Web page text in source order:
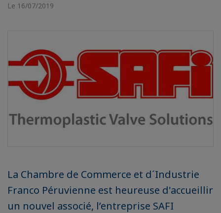
Le 16/07/2019
La Chambre de Commerce et d´Industrie
Franco Péruvienne est heureuse d'accueillir
un nouvel associé, l’entreprise SAFI